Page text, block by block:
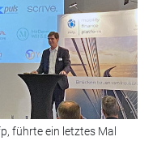
führte ein letztes Mal